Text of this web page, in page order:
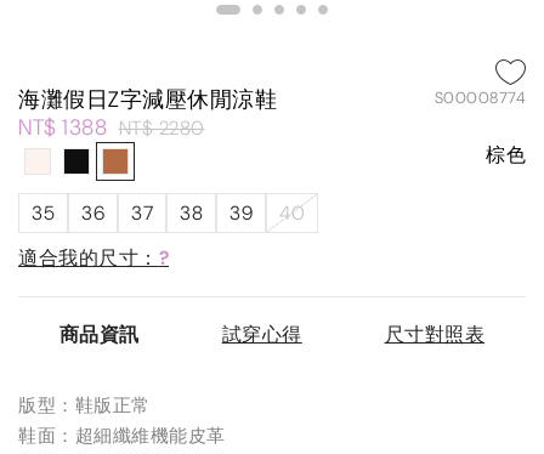
海灘假日Z字減壓休閒涼鞋 S00008774
NT$ 1388 NT$ 2280
棕色
35 36 37 38 39
40
適合我的尺寸： ?
商品資訊 試穿心得 尺寸對照表
版型：鞋版正常
鞋面：超細纖維機能皮革